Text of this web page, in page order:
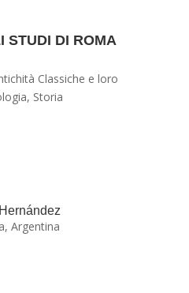
STUDI DI ROMA
Classiche e loro
Storia
Argentina